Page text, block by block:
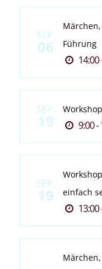
SEP.
06
Führung
14:00
SEP.
19 9:00 -
SEP.
19
einfach
13:00